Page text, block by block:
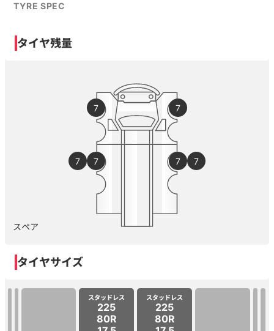
TYRE SPEC
タイヤ残量
7 7
7
7 7 7
スペア
タイヤサイズ
スタッドレス
225
80R
スタッドレス
225
80R